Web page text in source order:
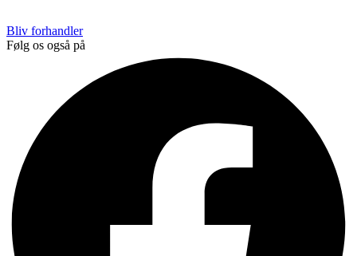
Bliv forhandler
Følg os også på